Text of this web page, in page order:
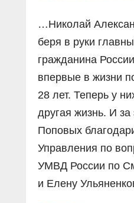
…Николай
беря в руки
гражданина
впервые в жизни
28 лет. Теперь у
другая жизнь. И за
Поповых
Управления по
УМВД России по
и Елену